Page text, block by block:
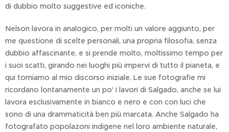
di dubbio molto suggestive ed iconiche.
Nelson lavora in analogico, per molti un valore aggiunto, per
me questione di scelte personali, una propria filosofia, senza
dubbio affascinante, e si prende molto, moltissimo tempo per
i suoi scatti, girando nei luoghi più impervi di tutto il pianeta, e
qui torniamo al mio discorso iniziale. Le sue fotografie mi
ricordano lontanamente un po' i lavori di Salgado, anche se lui
lavora esclusivamente in bianco e nero e con con luci che
sono di una drammaticità ben più marcata. Anche Salgado ha
fotografato popolazoni indigene nel loro ambiente naturale,